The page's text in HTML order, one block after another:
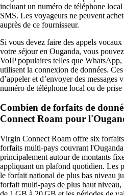
incluant un numéro de téléphone
SMS. Les voyageurs ne peuvent
auprès de ce fournisseur.
Si vous devez faire des appels
votre séjour en Ouganda, vous
VoIP populaires telles que
utilisent la connexion de données.
d’appeler et d’envoyer des messages
numéro de téléphone local ou de
Combien de forfaits de
Connect Roam pour
Virgin Connect Roam offre six
forfaits multi‑pays couvrant
principalement autour de montants
appliquant un plafond quotidien. Les
le forfait national de plus bas niveau
forfait multi‑pays de plus haut